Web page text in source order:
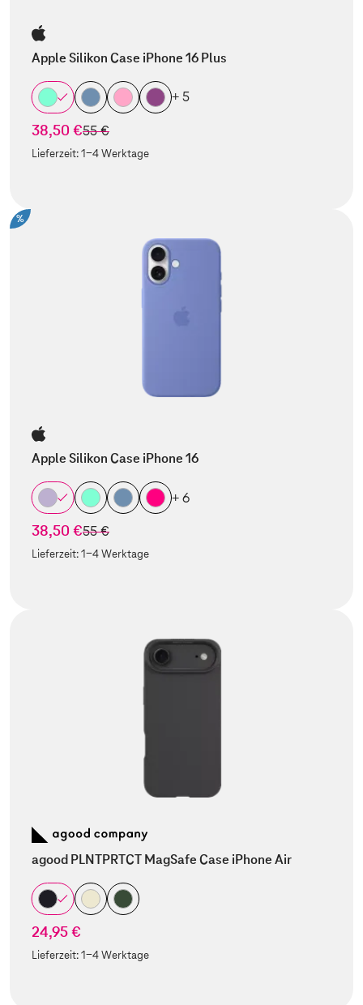
Apple Silikon Case iPhone 16 Plus
+ 5
38,50 €statt
55 €
Lieferzeit:1-4 Werktage
%
Apple Silikon Case iPhone 16
+ 6
38,50 €statt
55 €
Lieferzeit:1-4 Werktage
agood PLNTPRTCT MagSafe Case iPhone Air
24,95 €
Lieferzeit:1-4 Werktage